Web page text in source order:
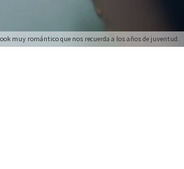
muy romántico que nos recuerda a los años de juventud.